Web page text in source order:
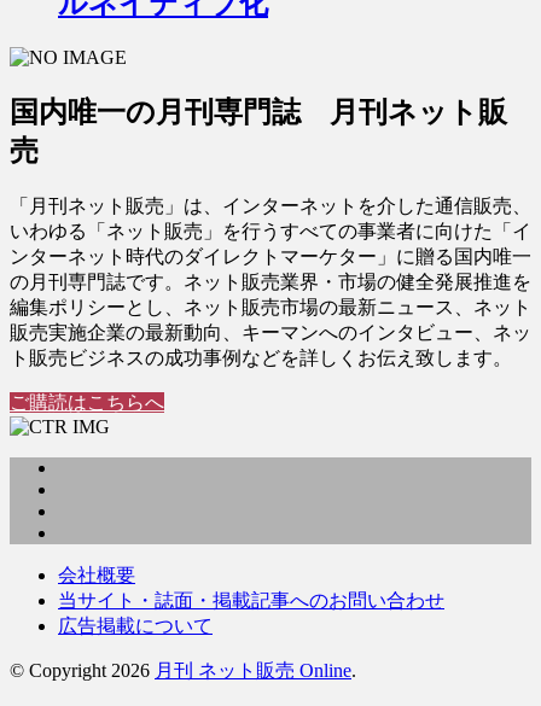
国内唯一の月刊専門誌 月刊ネット販
売
「月刊ネット販売」は、インターネットを介した通信販売、
いわゆる「ネット販売」を行うすべての事業者に向けた「イ
ンターネット時代のダイレクトマーケター」に贈る国内唯一
の月刊専門誌です。ネット販売業界・市場の健全発展推進を
編集ポリシーとし、ネット販売市場の最新ニュース、ネット
販売実施企業の最新動向、キーマンへのインタビュー、ネッ
ト販売ビジネスの成功事例などを詳しくお伝え致します。
ご購読はこちらへ
会社概要
当サイト・誌面・掲載記事へのお問い合わせ
広告掲載について
© Copyright 2026 月刊 ネット販売 Online.